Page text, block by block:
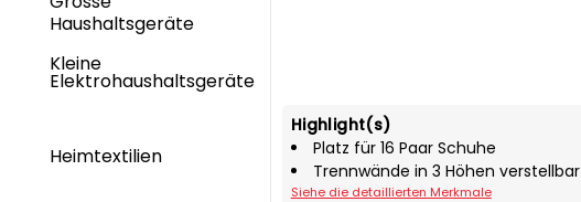
Haushaltsgeräte
Kleine
Elektrohaushaltsgeräte
Heimtextilien
Highlight(s)
Platz für 16 Paar Schuhe
Trennwände in 3 Höhen verstellbar
Siehe die detaillierten Merkmale